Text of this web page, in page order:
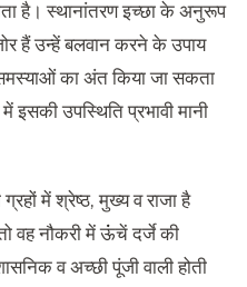
है। स्थानांतरण इच्छा के अनुरूप
हैं उन्हें बलवान करने के उपाय
का अंत किया जा सकता
इसकी उपस्थिति प्रभावी मानी
में श्रेष्ठ, मुख्य व राजा है
वह नौकरी में ऊंंचें दर्जे की
व अच्छी पूंजी वाली होती